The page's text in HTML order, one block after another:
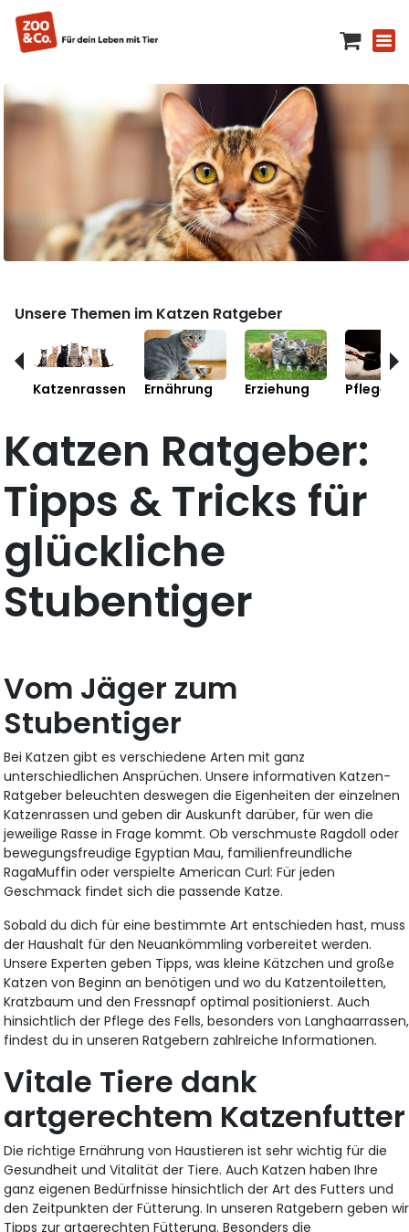
Unsere Themen im Katzen Ratgeber
Katzenrassen Ernährung Erziehung Pflege
Katzen Ratgeber:
Tipps & Tricks für
glückliche
Stubentiger
Vom Jäger zum
Stubentiger
Bei Katzen gibt es verschiedene Arten mit ganz
unterschiedlichen Ansprüchen. Unsere informativen Katzen-
Ratgeber beleuchten deswegen die Eigenheiten der einzelnen
Katzenrassen und geben dir Auskunft darüber, für wen die
jeweilige Rasse in Frage kommt. Ob verschmuste Ragdoll oder
bewegungsfreudige Egyptian Mau, familienfreundliche
RagaMuffin oder verspielte American Curl: Für jeden
Geschmack findet sich die passende Katze.
Sobald du dich für eine bestimmte Art entschieden hast, muss
der Haushalt für den Neuankömmling vorbereitet werden.
Unsere Experten geben Tipps, was kleine Kätzchen und große
Katzen von Beginn an benötigen und wo du Katzentoiletten,
Kratzbaum und den Fressnapf optimal positionierst. Auch
hinsichtlich der Pflege des Fells, besonders von Langhaarrassen,
findest du in unseren Ratgebern zahlreiche Informationen.
Vitale Tiere dank
artgerechtem Katzenfutter
Die richtige Ernährung von Haustieren ist sehr wichtig für die
Gesundheit und Vitalität der Tiere. Auch Katzen haben Ihre
ganz eigenen Bedürfnisse hinsichtlich der Art des Futters und
den Zeitpunkten der Fütterung. In unseren Ratgebern geben wir
Tipps zur artgerechten Fütterung. Besonders die